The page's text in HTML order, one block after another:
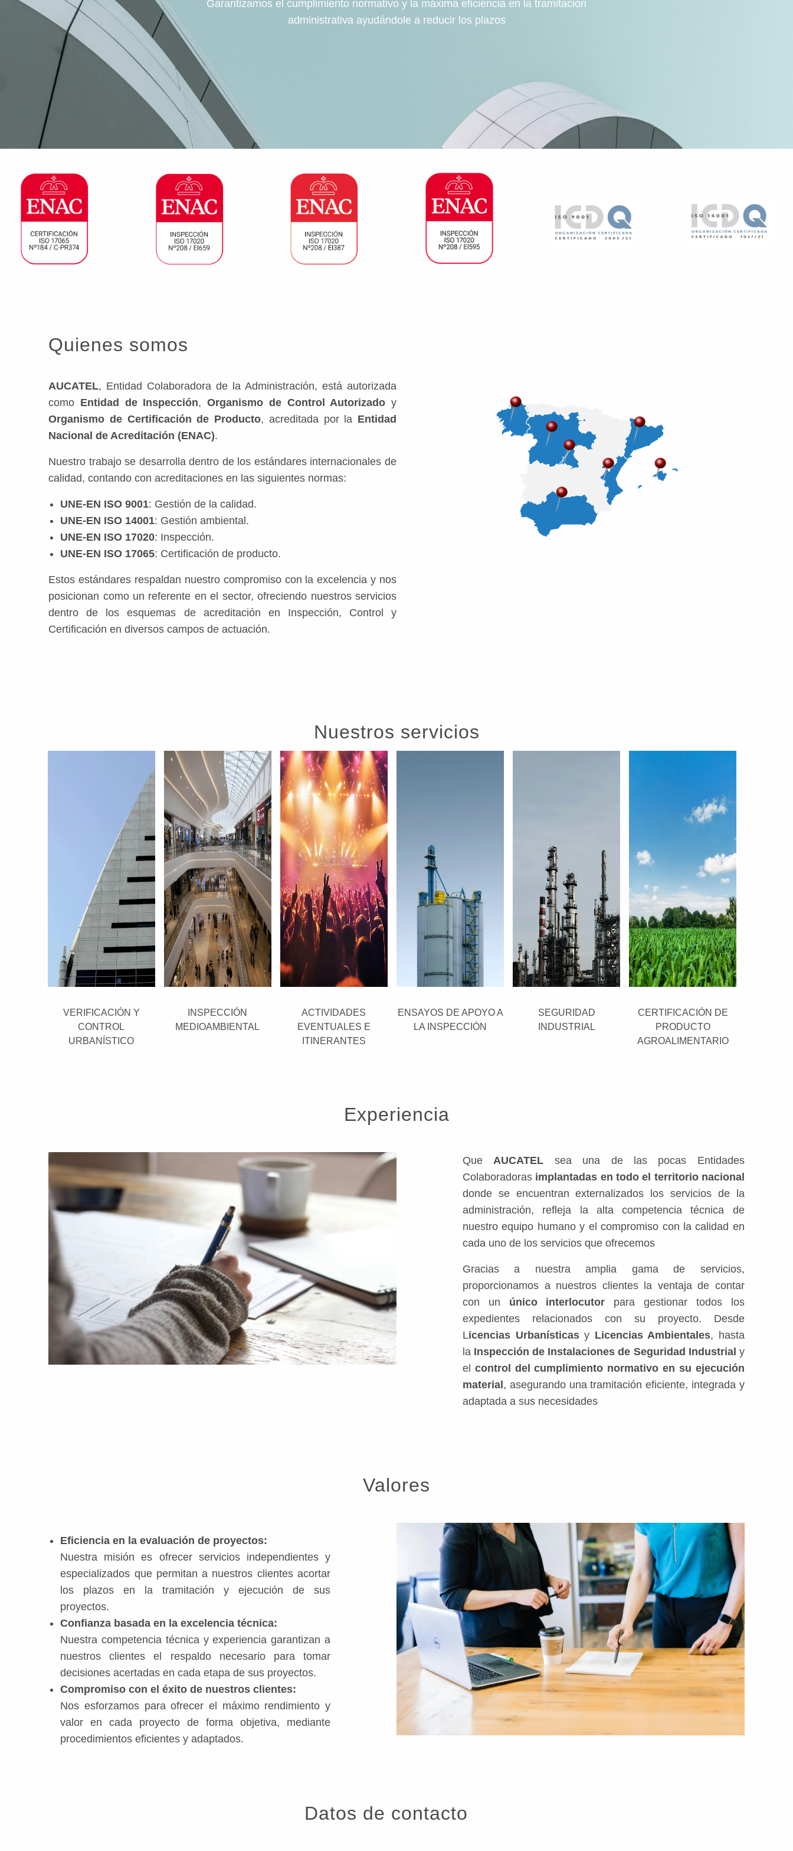
Garantizamos el cumplimiento normativo y la máxima eficiencia en la tramitación
administrativa ayudándole a reducir los plazos
Quienes somos
AUCATEL, Entidad Colaboradora de la Administración, está autorizada
como Entidad de Inspección,Organismo de Control Autorizado y
Organismo de Certificación de Producto, acreditada por la Entidad
Nacional de Acreditación (ENAC).
Nuestro trabajo se desarrolla dentro de los estándares internacionales de
calidad, contando con acreditaciones en las siguientes normas:
UNE-EN ISO 9001: Gestión de la calidad.
UNE-EN ISO 14001: Gestión ambiental.
UNE-EN ISO 17020: Inspección.
UNE-EN ISO 17065: Certificación de producto.
Estos estándares respaldan nuestro compromiso con la excelencia y nos
posicionan como un referente en el sector, ofreciendo nuestros servicios
dentro de los esquemas de acreditación en Inspección, Control y
Certificación en diversos campos de actuación.
Nuestros servicios
VERIFICACIÓN Y
CONTROL
URBANÍSTICO
INSPECCIÓN
MEDIOAMBIENTAL
ACTIVIDADES
EVENTUALES E
ITINERANTES
ENSAYOS DE APOYO A
LA INSPECCIÓN
SEGURIDAD
INDUSTRIAL
CERTIFICACIÓN DE
PRODUCTO
AGROALIMENTARIO
Experiencia
QueAUCATEL sea una de las pocas Entidades
Colaboradoras implantadas en todo el territorio nacional
donde se encuentran externalizados los servicios de la
administración, refleja la alta competencia técnica de
nuestro equipo humano y el compromiso con la calidad en
cada uno de los servicios que ofrecemos
Gracias a nuestra amplia gama de servicios,
proporcionamos a nuestros clientes la ventaja de contar
con un único interlocutor para gestionar todos los
expedientes relacionados con su proyecto. Desde
Licencias Urbanísticasy Licencias Ambientales, hasta
la Inspección de Instalaciones de Seguridad Industrial y
el control del cumplimiento normativo en su ejecución
material , asegurando una tramitación eficiente, integrada y
adaptada a sus necesidades
Valores
Eficiencia en la evaluación de proyectos:
Nuestra misión es ofrecer servicios independientes y
especializados que permitan a nuestros clientes acortar
los plazos en la tramitación y ejecución de sus
proyectos.
Confianza basada en la excelencia técnica:
Nuestra competencia técnica y experiencia garantizan a
nuestros clientes el respaldo necesario para tomar
decisiones acertadas en cada etapa de sus proyectos.
Compromiso con el éxito de nuestros clientes:
Nos esforzamos para ofrecer el máximo rendimiento y
valor en cada proyecto de forma objetiva, mediante
procedimientos eficientes y adaptados.
Datos de contacto